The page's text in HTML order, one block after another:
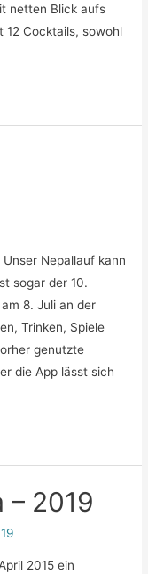
netten Blick aufs
12 Cocktails, sowohl
Nepallauf kann
sogar der 10.
8. Juli an der
Trinken, Spiele
genutzte
die App lässt sich
– 2019
2015 ein